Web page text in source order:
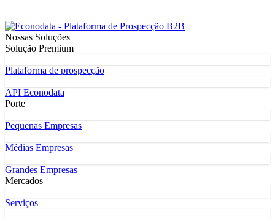
Nossas Soluções
Solução Premium
Plataforma de prospecção
API Econodata
Porte
Pequenas Empresas
Médias Empresas
Grandes Empresas
Mercados
Serviços